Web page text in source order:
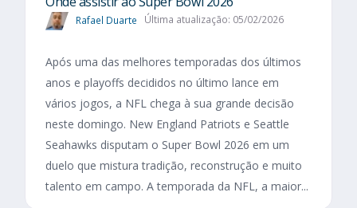
Rafael Duarte Última atualização: 05/02/2026
Após uma das melhores temporadas dos últimos
anos e playoffs decididos no último lance em
vários jogos, a NFL chega à sua grande decisão
neste domingo. New England Patriots e Seattle
Seahawks disputam o Super Bowl 2026 em um
duelo que mistura tradição, reconstrução e muito
talento em campo. A temporada da NFL, a maior...